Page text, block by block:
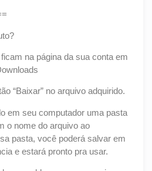
na página da sua conta em
“Baixar” no arquivo adquirido.
em seu computador uma pasta
o nome do arquivo ao
pasta, você poderá salvar em
e estará pronto pra usar.